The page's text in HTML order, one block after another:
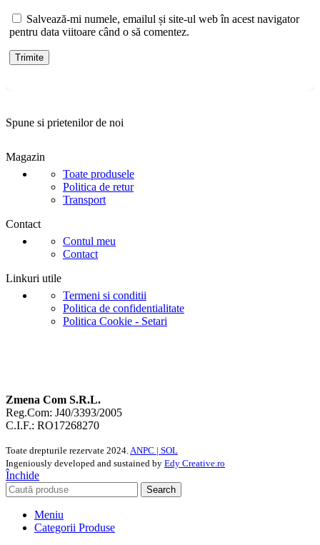
Salvează-mi numele, emailul și site-ul web în acest navigator
pentru data viitoare când o să comentez.
Spune si prietenilor de noi
Magazin
Toate produsele
Politica de retur
Transport
Contact
Contul meu
Contact
Linkuri utile
Termeni si conditii
Politica de confidentialitate
Politica Cookie - Setari
Zmena Com S.R.L.
Reg.Com: J40/3393/2005
C.I.F.: RO17268270
Toate drepturile rezervate 2024.ANPC | SOL
Ingeniously developed and sustained by Edy Creative.ro
Închide
Search
Meniu
Categorii Produse